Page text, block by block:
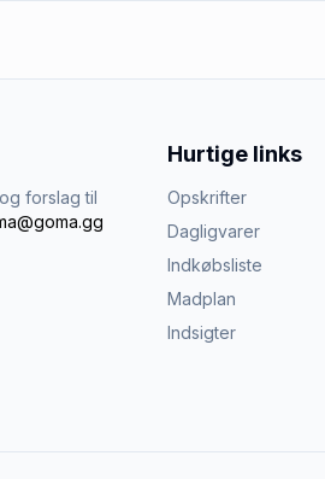
forslag til
Hurtige links
Opskrifter
Dagligvarer
Indkøbsliste
Madplan
Indsigter